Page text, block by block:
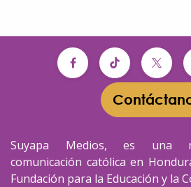
Suyapa Medios, es una
comunicación católica en
Fundación para la Educación y la